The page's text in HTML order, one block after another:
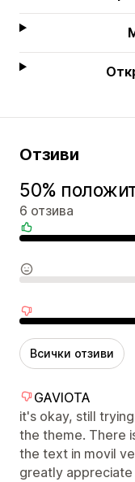
Отзиви
50%
6 отзива
Положителни
Неутрални отзиви
Отрицателни
Всички отзиви
GAVIOTA
it's okay, still
the theme. There
the text in movil
greatly appreciate